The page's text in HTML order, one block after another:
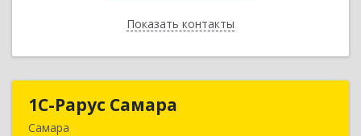
Показать контакты
Назад
1С-Рарус Самара
Самара